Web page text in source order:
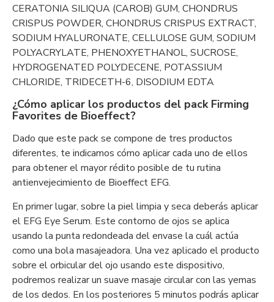
CERATONIA SILIQUA (CAROB) GUM, CHONDRUS
CRISPUS POWDER, CHONDRUS CRISPUS EXTRACT,
SODIUM HYALURONATE, CELLULOSE GUM, SODIUM
POLYACRYLATE, PHENOXYETHANOL, SUCROSE,
HYDROGENATED POLYDECENE, POTASSIUM
CHLORIDE, TRIDECETH-6, DISODIUM EDTA
¿Cómo aplicar los productos del pack Firming
Favorites de Bioeffect?
Dado que este pack se compone de tres productos
diferentes, te indicamos cómo aplicar cada uno de ellos
para obtener el mayor rédito posible de tu rutina
antienvejecimiento de Bioeffect EFG.
En primer lugar, sobre la piel limpia y seca deberás aplicar
el EFG Eye Serum. Este contorno de ojos se aplica
usando la punta redondeada del envase la cuál actúa
como una bola masajeadora. Una vez aplicado el producto
sobre el orbicular del ojo usando este dispositivo,
podremos realizar un suave masaje circular con las yemas
de los dedos. En los posteriores 5 minutos podrás aplicar